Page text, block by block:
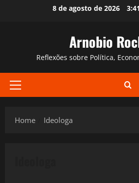
8 de agosto de 2026
Arnobio
Reflexões sobre Política,
Primary
Home Ideologa